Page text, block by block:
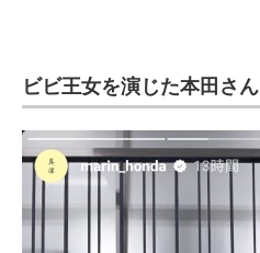
ビビ王女を演じた本田さん